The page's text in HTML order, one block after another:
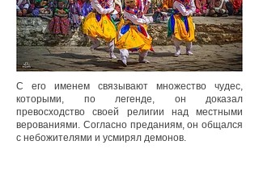
С его именем связывают множество чудес,
которыми, по легенде, он доказал
превосходство своей религии над местными
верованиями. Согласно преданиям, он общался
с небожителями и усмирял демонов.